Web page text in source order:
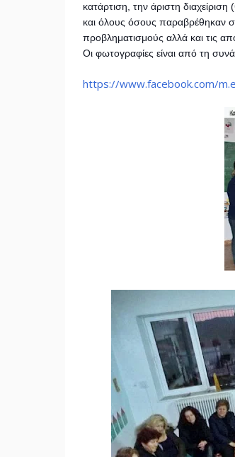
κατάρτιση, την άριστη
και όλους όσους παραβρέθηκαν
προβληματισμούς αλλά και τις
Οι φωτογραφίες είναι από τη
https://www.facebook.com/